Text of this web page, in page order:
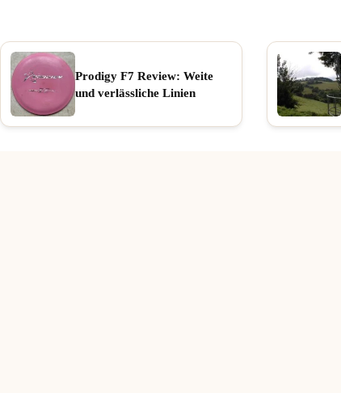
Prodigy F7 Review: Weite
und verlässliche Linien